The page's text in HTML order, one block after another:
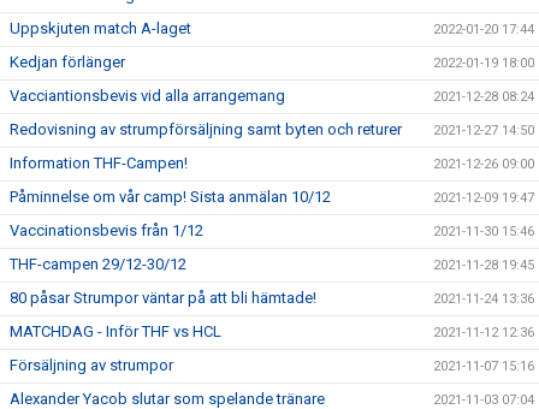
Uppskjuten match A-laget 2022-01-20 17:44
Kedjan förlänger 2022-01-19 18:00
Vacciantionsbevis vid alla arrangemang 2021-12-28 08:24
Redovisning av strumpförsäljning samt byten och returer 2021-12-27 14:50
Information THF-Campen! 2021-12-26 09:00
Påminnelse om vår camp! Sista anmälan 10/12 2021-12-09 19:47
Vaccinationsbevis från 1/12 2021-11-30 15:46
THF-campen 29/12-30/12 2021-11-28 19:45
80 påsar Strumpor väntar på att bli hämtade! 2021-11-24 13:36
MATCHDAG - Inför THF vs HCL 2021-11-12 12:36
Försäljning av strumpor 2021-11-07 15:16
Alexander Yacob slutar som spelande tränare 2021-11-03 07:04